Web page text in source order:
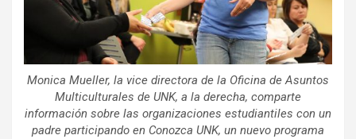
Monica Mueller, la vice directora de la Oficina de Asuntos
Multiculturales de UNK, a la derecha, comparte
información sobre las organizaciones estudiantiles con un
padre participando en Conozca UNK, un nuevo programa